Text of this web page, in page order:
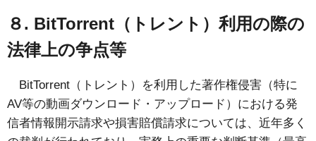
８. BitTorrent （トレント）利用の際の
法律上の争点等
BitTorrent （トレント）を利用した著作権侵害（特に
AV等の動画ダウンロード・アップロード）における発
信者情報開示請求や損害賠償請求については、近年多く